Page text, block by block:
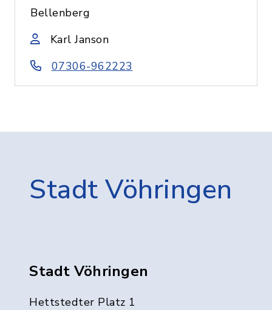
Bellenberg
Karl Janson
07306-962223
Stadt Vöhringen
Stadt Vöhringen
Hettstedter Platz 1